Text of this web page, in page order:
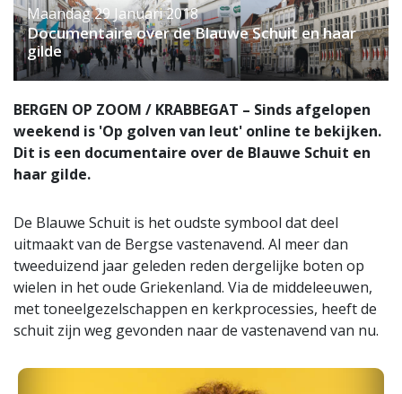
Maandag 29 Januari 2018
Documentaire over de Blauwe Schuit en haar
gilde
BERGEN OP ZOOM / KRABBEGAT – Sinds afgelopen
weekend is 'Op golven van leut' online te bekijken.
Dit is een documentaire over de Blauwe Schuit en
haar gilde.
De Blauwe Schuit is het oudste symbool dat deel
uitmaakt van de Bergse vastenavend. Al meer dan
tweeduizend jaar geleden reden dergelijke boten op
wielen in het oude Griekenland. Via de middeleeuwen,
met toneelgezelschappen en kerkprocessies, heeft de
schuit zijn weg gevonden naar de vastenavend van nu.